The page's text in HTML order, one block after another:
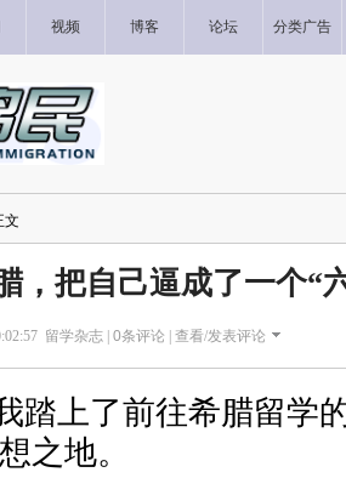
视频 博客 论坛 分类广告
文
，把自己逼成了一个“
留学杂志 | 0条评论 | 查看/发表评论
踏上了前往希腊留学
之地。